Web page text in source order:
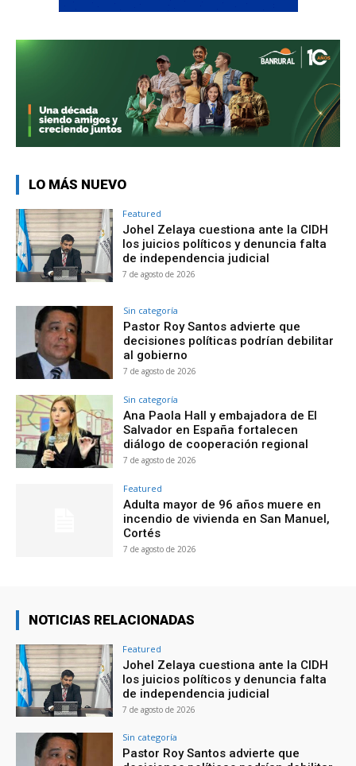
LO MÁS NUEVO
Featured
Johel Zelaya cuestiona ante la CIDH
los juicios políticos y denuncia falta
de independencia judicial
7 de agosto de 2026
Sin categoría
Pastor Roy Santos advierte que
decisiones políticas podrían debilitar
al gobierno
7 de agosto de 2026
Sin categoría
Ana Paola Hall y embajadora de El
Salvador en España fortalecen
diálogo de cooperación regional
7 de agosto de 2026
Featured
Adulta mayor de 96 años muere en
incendio de vivienda en San Manuel,
Cortés
7 de agosto de 2026
NOTICIAS RELACIONADAS
Featured
Johel Zelaya cuestiona ante la CIDH
los juicios políticos y denuncia falta
de independencia judicial
7 de agosto de 2026
Sin categoría
Pastor Roy Santos advierte que